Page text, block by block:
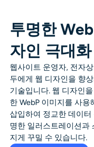
영상 워터마크 제거기
투명한
자인 극대화
웹사이트 운영자, 전자
두에게 웹 디자인을 향
기술입니다. 웹 디자인
한 WebP 이미지를 사
삽입하여 정교한 데이
명한 일러스트레이션과
지게 꾸밀 수 있습니다.